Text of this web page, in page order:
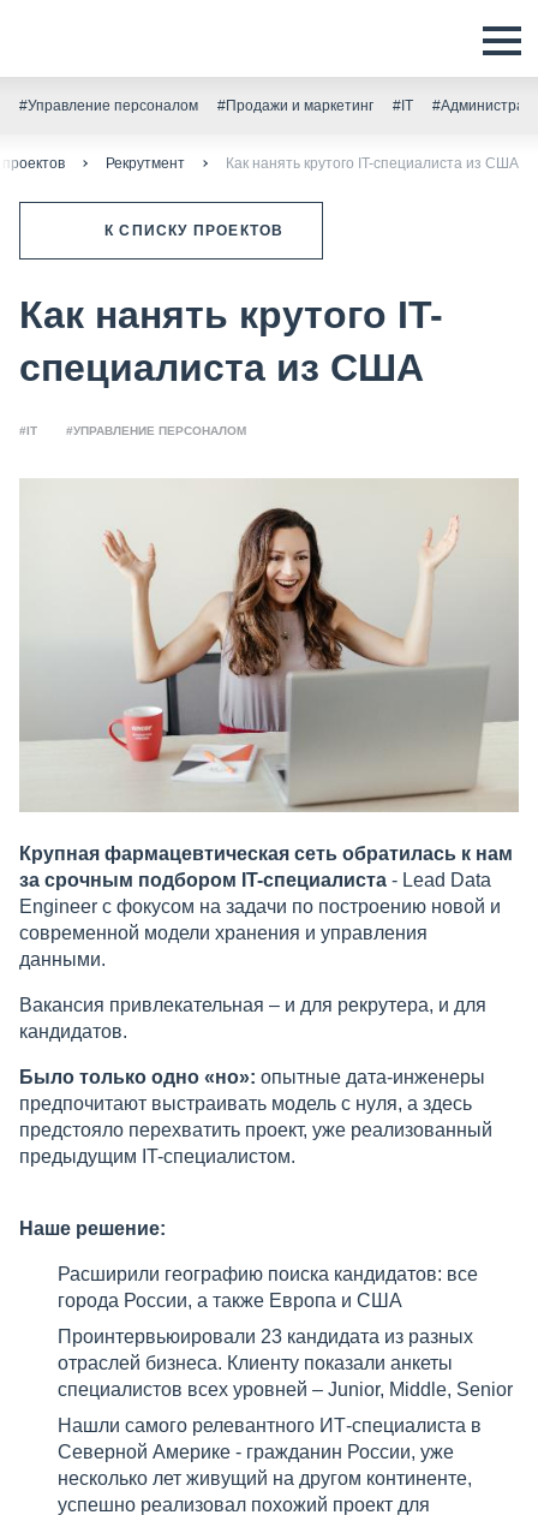
#Управление персоналом #Продажи и маркетинг #IT
Рекрутмент Как нанять крутого IT-специалиста из США
К СПИСКУ ПРОЕКТОВ
Как нанять крутого IT-
специалиста из США
#IT #УПРАВЛЕНИЕ ПЕРСОНАЛОМ
Крупная фармацевтическая сеть обратилась к нам
за срочным подбором IT-специалиста - Lead Data
Engineer c фокусом на задачи по построению новой и
современной модели хранения и управления
данными.
Вакансия привлекательная – и для рекрутера, и для
кандидатов.
Было только одно «но»: опытные дата-инженеры
предпочитают выстраивать модель с нуля, а здесь
предстояло перехватить проект, уже реализованный
предыдущим IT-специалистом.
Наше решение:
Расширили географию поиска кандидатов: все
города России, а также Европа и США
Проинтервьюировали 23 кандидата из разных
отраслей бизнеса. Клиенту показали анкеты
специалистов всех уровней – Junior, Middle, Senior
Нашли самого релевантного ИТ-специалиста в
Северной Америке - гражданин России, уже
несколько лет живущий на другом континенте,
успешно реализовал похожий проект для